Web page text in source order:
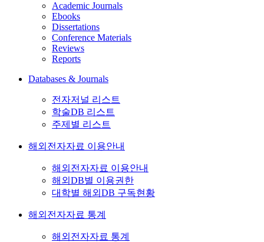
Academic Journals
Ebooks
Dissertations
Conference Materials
Reviews
Reports
Databases & Journals
전자저널 리스트
학술DB 리스트
주제별 리스트
해외전자자료 이용안내
해외전자자료 이용안내
해외DB별 이용권한
대학별 해외DB 구독현황
해외전자자료 통계
해외전자자료 통계